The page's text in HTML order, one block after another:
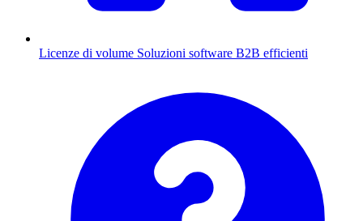
Licenze di volume Soluzioni software B2B efficienti